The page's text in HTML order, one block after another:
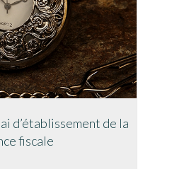
d’établissement de la
fiscale